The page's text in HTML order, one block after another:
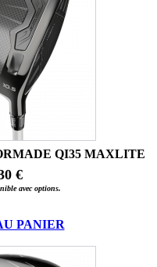
QI35 MAXLITE
€
avec options.
PANIER